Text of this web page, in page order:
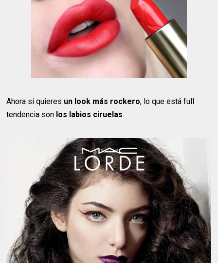
Ahora si quieres un look más rockero, lo que está full
tendencia son los labios ciruelas.